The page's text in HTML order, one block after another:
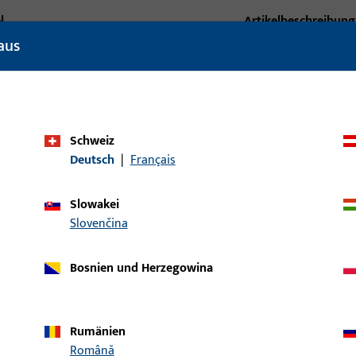
Artikelbeschreibung
Schweiz
Deutsch | Français
Slowakei
Slovenčina
Bosnien und Herzegowina
Rumänien
Română